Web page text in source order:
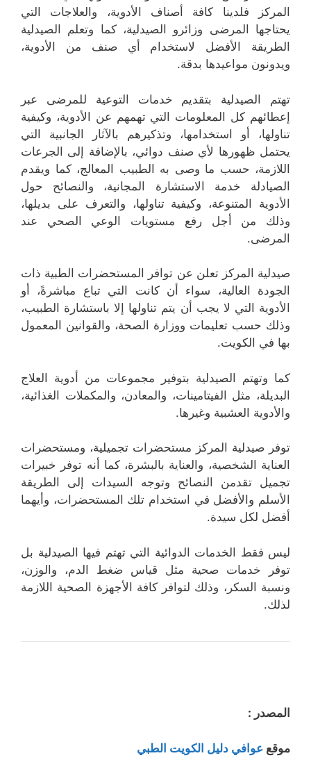
المركز فلدينا كافة أصناف الأدوية، والعلاجات التي
يحتاجها المرضى وزائرو الصيدلية، كما وتعلم الصيدلية
الطريقة الأفضل لاستخدام أي صنف من الأدوية،
ويدونون مواعيدها بدقة.
تهتم الصيدلية بتقديم خدمات التوعية للمرضى عبر
إعطائهم كل المعلومات التي تهمهم عن الأدوية، وكيفية
تناولها، أو استخدامها، وتذكيرهم بالآثار الجانبية التي
يحتمل ظهورها لأي صنف دوائي، بالإضافة إلى الجرعات
اللازمة، حسب ما وصى به الطبيب المعالج، كما ويقدم
الصيادلة خدمة الاستشارة المجانية، والنصائح حول
الأدوية المتنوعة، وكيفية تناولها، والتعرف على بديلها،
وذلك من أجل رفع مستويات الوعي الصحي عند
المرضى.
صيدلية المركز تعلن عن توافر المستحضرات الطبية ذات
الجودة العالية، سواء أن كانت التي تباع مباشرةً، أو
الأدوية التي لا يجب أن يتم تناولها إلا باستشارة الطبيب،
وذلك حسب تعليمات ووزارة الصحة، والقوانين المعمول
بها في الكويت.
كما وتهتم الصيدلية بتوفير مجموعات من أدوية العلاج
البديلة، مثل الفيتامينات، والمعادن، والمكملات الغذائية،
والأدوية العشبية وغيرها.
توفر صيدلية المركز مستحضرات تجميلية، ومستحضرات
العناية الشخصية، والعناية بالبشرة، كما أنه توفر خبيرات
تجميل تقدمن النصائح وتوجه السيدات إلى الطريقة
الأسلم والأفضل في استخدام تلك المستحضرات، وأيهما
أفضل لكل سيدة.
ليس فقط الخدمات الدوائية التي تهتم فيها الصيدلية بل
توفر خدمات صحية مثل قياس ضغط الدم، والوزن،
ونسبة السكر، وذلك لتوافر كافة الأجهزة الصحية اللازمة
لذلك.
المصدر :
موقع عوافي دليل الكويت الطبي